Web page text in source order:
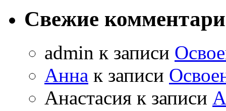
Свежие
admin к записи
Анна к записи
Анастасия к записи